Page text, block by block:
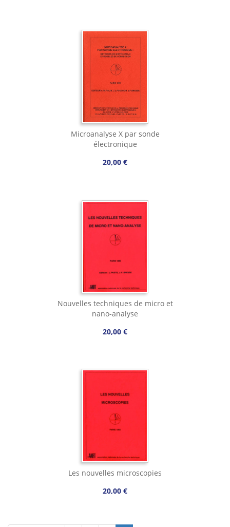
Microanalyse X par sonde
électronique
20,00 €
Nouvelles techniques de micro et
nano-analyse
20,00 €
Les nouvelles microscopies
20,00 €